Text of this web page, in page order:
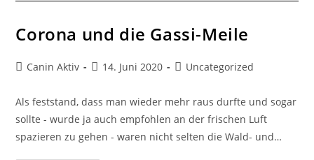
Corona und die Gassi-Meile
Canin Aktiv 14. Juni 2020 Uncategorized
Als feststand, dass man wieder mehr raus durfte und sogar
sollte - wurde ja auch empfohlen an der frischen Luft
spazieren zu gehen - waren nicht selten die Wald- und…